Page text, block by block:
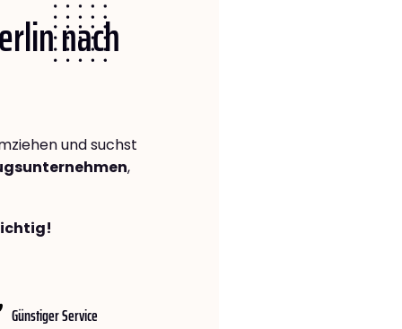
nach
und suchst
,
Günstiger Service